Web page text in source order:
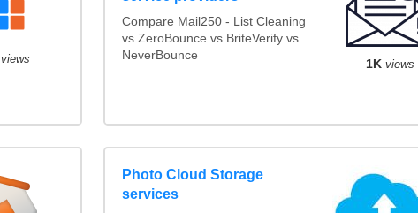
views
Compare Mail250 - List Cleaning
vs ZeroBounce vs BriteVerify vs
NeverBounce
1K views
Photo Cloud Storage
services